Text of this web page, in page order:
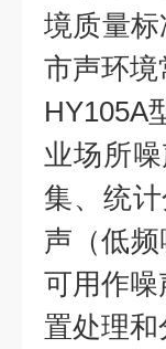
境质量
市声环境
HY105A
业场所
集、统
声（低
可用作
置处理